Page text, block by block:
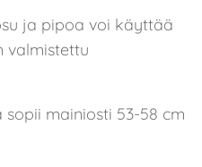
ja pipoa voi käyttää
valmistettu
mainiosti 53-58 cm